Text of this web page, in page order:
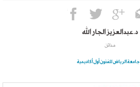
د.عبدالعزيز الجار الله
مدائن
جامعة الرياض للفنون أول أكاديمية